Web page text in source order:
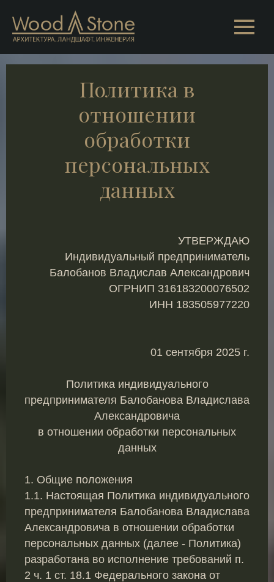
Политика в
отношении
обработки
персональных
данных
УТВЕРЖДАЮ
Индивидуальный предприниматель
Балобанов Владислав Александрович
ОГРНИП 316183200076502
ИНН 183505977220
01 сентября 2025 г.
Политика индивидуального
предпринимателя Балобанова Владислава
Александровича
в отношении обработки персональных
данных
1. Общие положения
1.1. Настоящая Политика индивидуального
предпринимателя Балобанова Владислава
Александровича в отношении обработки
персональных данных (далее - Политика)
разработана во исполнение требований п.
2 ч. 1 ст. 18.1 Федерального закона от